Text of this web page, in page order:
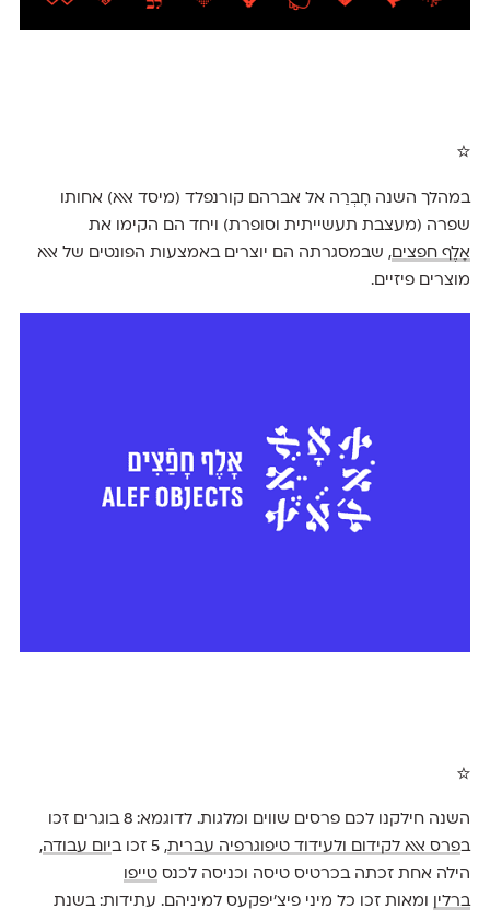
☆
במהלך השנה חָבְרַה אל אברהם קורנפלד (מיסד אאא) אחותו
שפרה (מעצבת תעשייתית וסופרת) ויחד הם הקימו את
אָלֶף חפצים, שבמסגרתה הם יוצרים באמצעות הפונטים של אאא
מוצרים פיזיים.
☆
השנה חילקנו לכם פרסים שווים ומלגות. לדוגמא: 8 בוגרים זכו
בפרס אאא לקידום ולעידוד טיפוגרפיה עברית, 5 זכו ב יום עבודה,
הילה אחת זכתה בכרטיס טיסה וכניסה לכנס טייפו
ברלין
ומאות זכו כל מיני פיצ'יפקעס למיניהם. עתידות: בשנת